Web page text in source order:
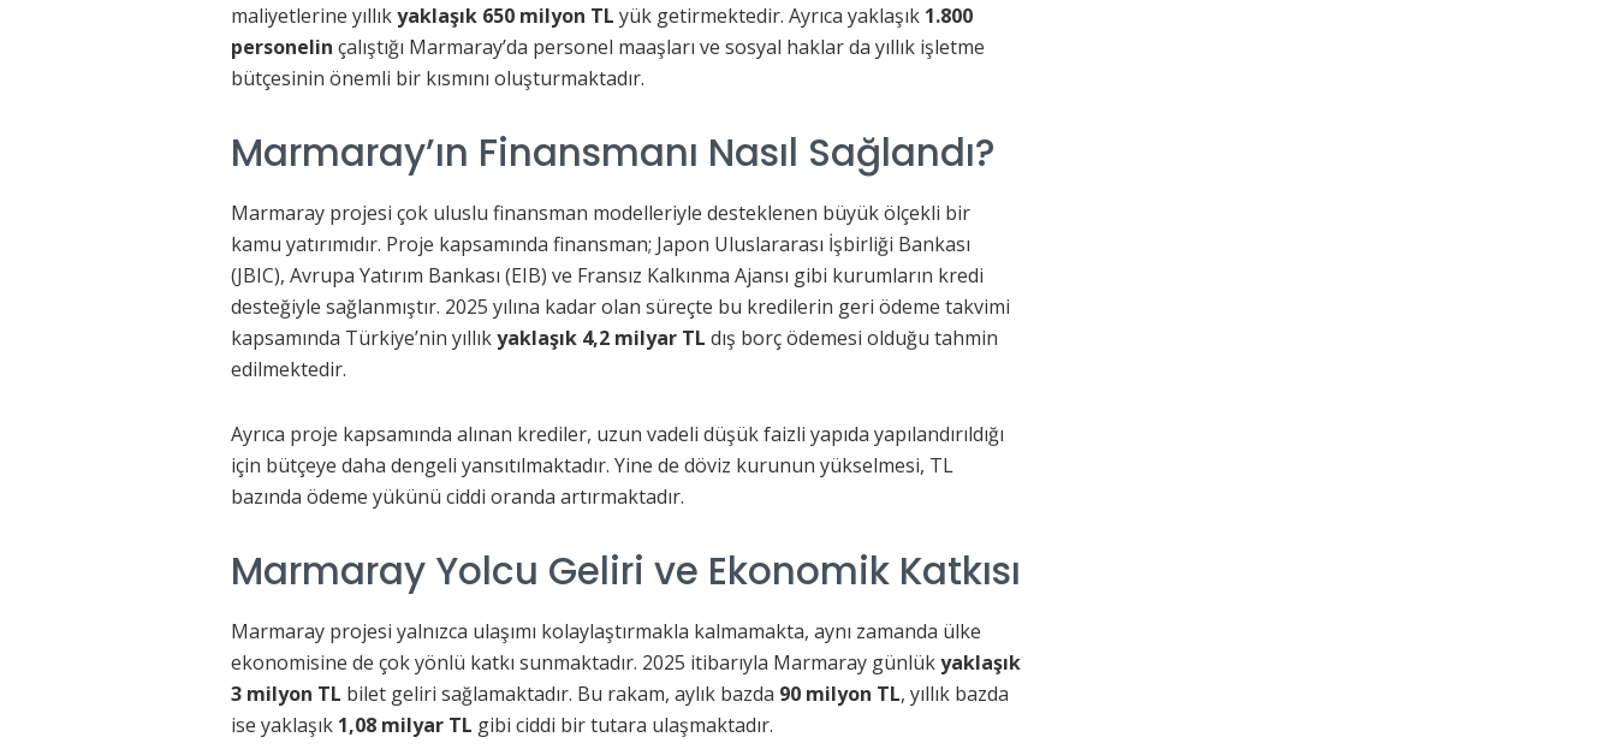
maliyetlerine yıllıkyaklaşık 650 milyon TL yük getirmektedir. Ayrıca yaklaşık 1.800
personelin çalıştığı Marmaray’da personel maaşları ve sosyal haklar da yıllık işletme
bütçesinin önemli bir kısmını oluşturmaktadır.
Marmaray’ın Finansmanı Nasıl Sağlandı?
Marmaray projesi çok uluslu finansman modelleriyle desteklenen büyük ölçekli bir
kamu yatırımıdır. Proje kapsamında finansman; Japon Uluslararası İşbirliği Bankası
(JBIC), Avrupa Yatırım Bankası (EIB) ve Fransız Kalkınma Ajansı gibi kurumların kredi
desteğiyle sağlanmıştır. 2025 yılına kadar olan süreçte bu kredilerin geri ödeme takvimi
kapsamında Türkiye’nin yıllıkyaklaşık 4,2 milyar TL dış borç ödemesi olduğu tahmin
edilmektedir.
Ayrıca proje kapsamında alınan krediler, uzun vadeli düşük faizli yapıda yapılandırıldığı
için bütçeye daha dengeli yansıtılmaktadır. Yine de döviz kurunun yükselmesi, TL
bazında ödeme yükünü ciddi oranda artırmaktadır.
Marmaray Yolcu Geliri ve Ekonomik Katkısı
Marmaray projesi yalnızca ulaşımı kolaylaştırmakla kalmamakta, aynı zamanda ülke
ekonomisine de çok yönlü katkı sunmaktadır. 2025 itibarıyla Marmaray günlükyaklaşık
3 milyon TL bilet geliri sağlamaktadır. Bu rakam, aylık bazda 90 milyon TL, yıllık bazda
ise yaklaşık 1,08 milyar TL gibi ciddi bir tutara ulaşmaktadır.